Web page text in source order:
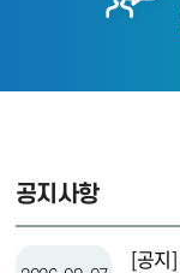
공지사항